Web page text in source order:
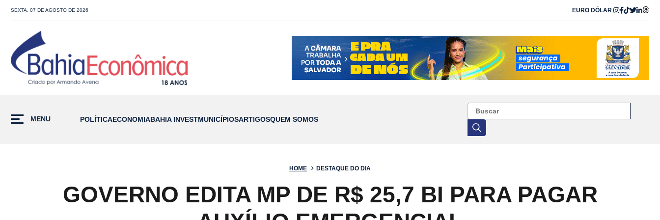
SEXTA, 07 DE AGOSTO DE 2026 EURO DÓLAR
MENU POLÍTICAECONOMIABAHIA INVESTMUNICÍPIOSARTIGOSQUEM SOMOS
HOME DESTAQUE DO DIA
GOVERNO EDITA MP DE R$ 25,7 BI PARA PAGAR